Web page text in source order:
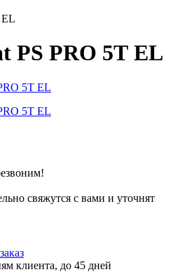
PS PRO 5Т EL
свяжутся с вами и уточнят
клиента, до 45 дней